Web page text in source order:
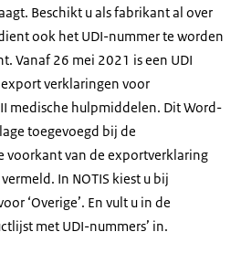
Beschikt u als fabrikant al over
ook het UDI-nummer te worden
Vanaf 26 mei 2021 is een UDI
verklaringen voor
medische hulpmiddelen. Dit Word-
toegevoegd bij de
voorkant van de exportverklaring
In NOTIS kiest u bij
‘Overige’. En vult u in de
met UDI-nummers’ in.